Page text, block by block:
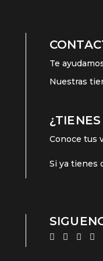
Te
Nuestras
Conoce tus
Si ya tienes